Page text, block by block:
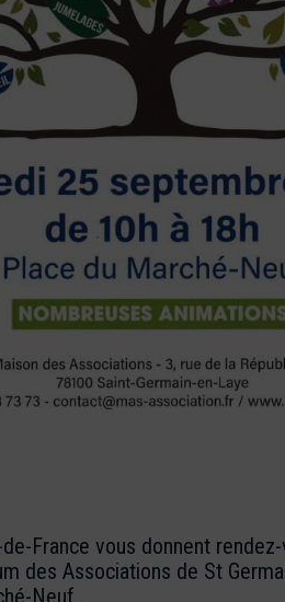
France vous donnent
des Associations de St
Neuf.